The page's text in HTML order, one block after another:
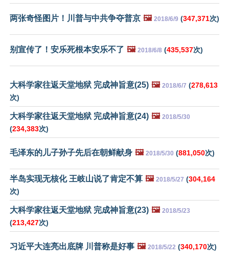
两张奇怪图片！川普与中共争夺普京 🖼️ 2018/6/9 (347,371次)
别宣传了！安乐死根本安乐不了 🖼️ 2018/6/8 (435,537次)
大科学家往返天堂地狱 完成神旨意(25) 🖼️ 2018/6/7 (278,613
次)
大科学家往返天堂地狱 完成神旨意(24) 🖼️ 2018/5/30
(234,383次)
毛泽东的儿子孙子先后在朝鲜献身 🖼️ 2018/5/30 (881,050次)
半岛实现无核化 王岐山说了肯定不算 🖼️ 2018/5/27 (304,164
次)
大科学家往返天堂地狱 完成神旨意(23) 🖼️ 2018/5/23
(213,427次)
习近平大连亮出底牌 川普称是好事 🖼️ 2018/5/22 (340,170次)